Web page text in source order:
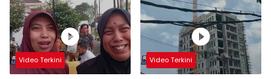
Video Terkini Video Terkini